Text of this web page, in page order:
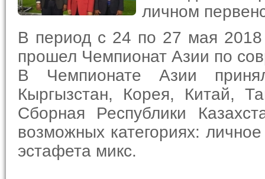
личном
В период с 24 по 27 мая 2018
прошел Чемпионат Азии по
В Чемпионате Азии
Кыргызстан, Корея, Китай,
Сборная Республики
возможных категориях:
эстафета микс.